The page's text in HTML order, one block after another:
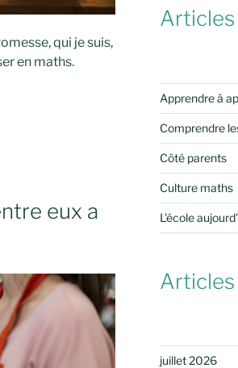
qui je suis,
en maths.
eux a
Apprendre à
Comprendre
Côté parents
Culture maths
L'école
juillet 2026